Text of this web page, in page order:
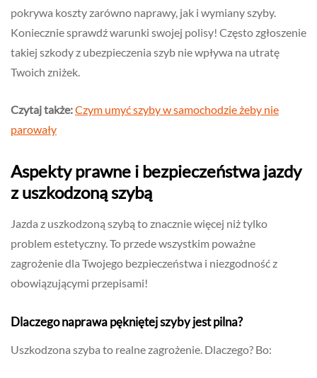
pokrywa koszty zarówno naprawy, jak i wymiany szyby.
Koniecznie sprawdź warunki swojej polisy! Często zgłoszenie
takiej szkody z ubezpieczenia szyb nie wpływa na utratę
Twoich zniżek.
Czytaj także:Czym umyć szyby w samochodzie żeby nie
parowały
Aspekty prawne i bezpieczeństwa jazdy
z uszkodzoną szybą
Jazda z uszkodzoną szybą to znacznie więcej niż tylko
problem estetyczny. To przede wszystkim poważne
zagrożenie dla Twojego bezpieczeństwa i niezgodność z
obowiązującymi przepisami!
Dlaczego naprawa pękniętej szyby jest pilna?
Uszkodzona szyba to realne zagrożenie. Dlaczego? Bo: